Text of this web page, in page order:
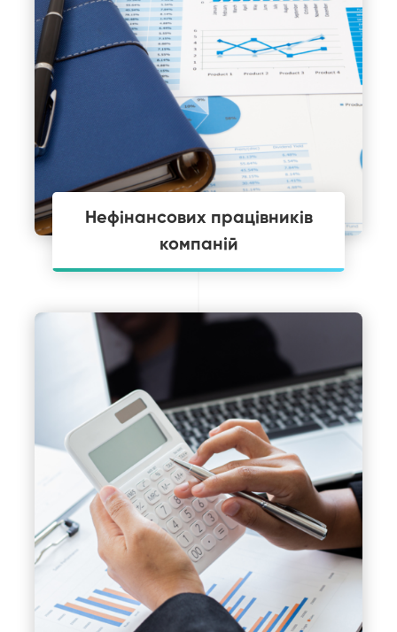
Нефінансових працівників
компаній
що застосовують МСФЗ для
орієнтуватися у фінансових питаннях і
професійно виглядати в колі колег